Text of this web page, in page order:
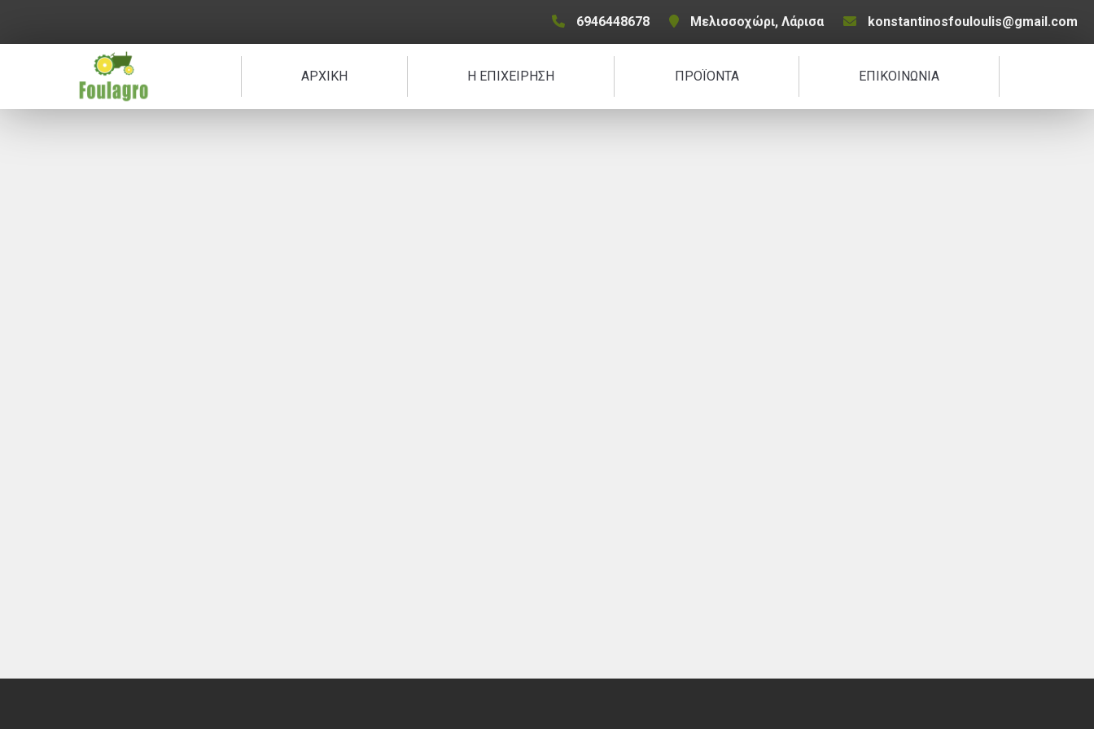
6946448678 Μελισσοχώρι, Λάρισα konstantinosfouloulis@gmail.com
ΑΡΧΙΚΗ Η ΕΠΙΧΕΙΡΗΣΗ ΠΡΟÏΟΝΤΑ ΕΠΙΚΟΙΝΩΝΙΑ